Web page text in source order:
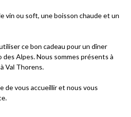
vin ou soft, une boisson chaude et un
ce bon cadeau pour un dîner
Alpes. Nous sommes présents à
Val Thorens.
de vous accueillir et nous vous